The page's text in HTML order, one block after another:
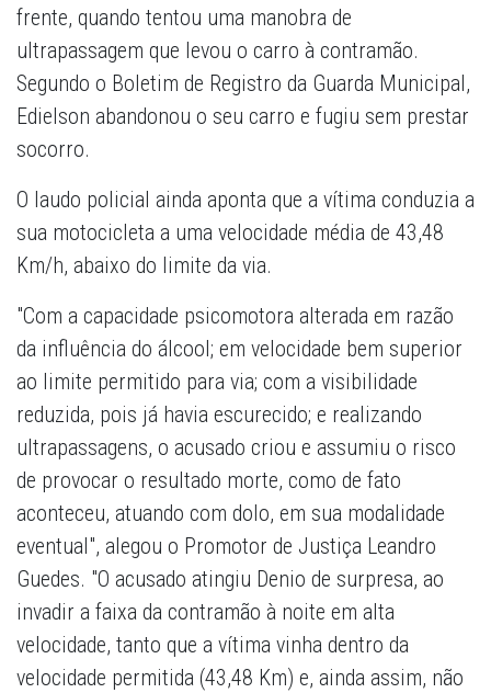
frente, quando tentou uma manobra de
ultrapassagem que levou o carro à contramão.
Segundo o Boletim de Registro da Guarda Municipal,
Edielson abandonou o seu carro e fugiu sem prestar
socorro.
O laudo policial ainda aponta que a vítima conduzia a
sua motocicleta a uma velocidade média de 43,48
Km/h, abaixo do limite da via.
"Com a capacidade psicomotora alterada em razão
da influência do álcool; em velocidade bem superior
ao limite permitido para via; com a visibilidade
reduzida, pois já havia escurecido; e realizando
ultrapassagens, o acusado criou e assumiu o risco
de provocar o resultado morte, como de fato
aconteceu, atuando com dolo, em sua modalidade
eventual", alegou o Promotor de Justiça Leandro
Guedes. "O acusado atingiu Denio de surpresa, ao
invadir a faixa da contramão à noite em alta
velocidade, tanto que a vítima vinha dentro da
velocidade permitida (43,48 Km) e, ainda assim, não